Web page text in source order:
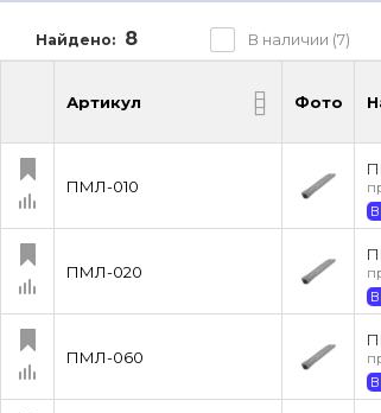
Найдено: 8 В наличии (7)
Артикул Фото
Артикул Фото
ПМЛ-010
ПМЛ-020
ПМЛ-060